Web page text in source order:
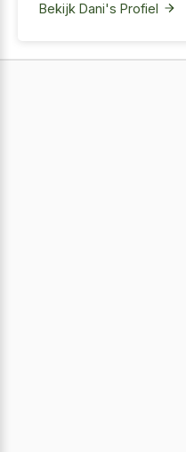
Bekijk Dani's Profiel